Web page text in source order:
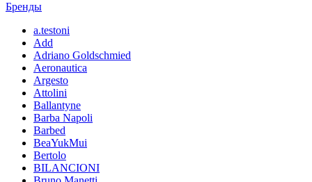
Бренды
a.testoni
Add
Adriano Goldschmied
Aeronautica
Argesto
Attolini
Ballantyne
Barba Napoli
Barbed
BeaYukMui
Bertolo
BILANCIONI